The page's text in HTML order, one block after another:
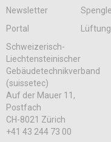
Newsletter
Portal
Lüftung
Schweizerisch-
Liechtensteinischer
Gebäudetechnikverband
(suissetec)
Auf der Mauer 11,
Postfach
CH-8021 Zürich
+41 43 244 73 00